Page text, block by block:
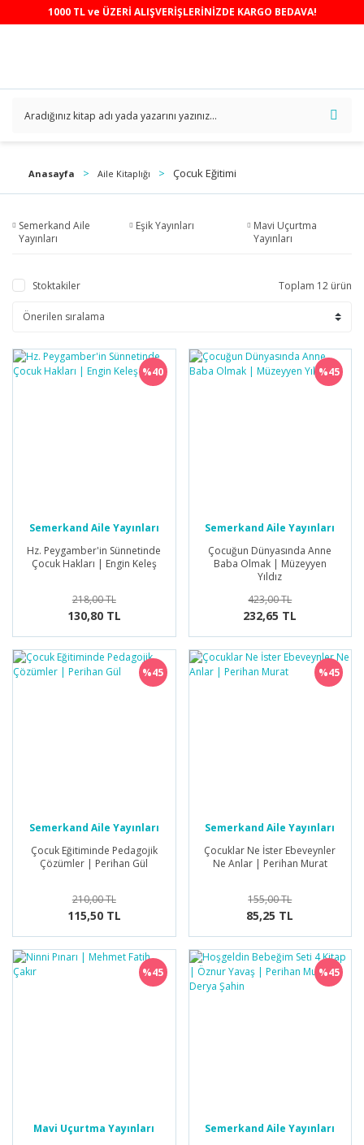
1000 TL ve ÜZERİ ALIŞVERİŞLERİNİZDE KARGO BEDAVA!
Anasayfa Aile Kitaplığı Çocuk Eğitimi
Semerkand Aile
Yayınları
Eşik Yayınları
Mavi Uçurtma
Yayınları
Stoktakiler Toplam 12 ürün
%40
Semerkand Aile Yayınları
Hz. Peygamber'in Sünnetinde
Çocuk Hakları | Engin Keleş
218,00 TL
130,80 TL
%45
Semerkand Aile Yayınları
Çocuğun Dünyasında Anne
Baba Olmak | Müzeyyen
Yıldız
423,00 TL
232,65 TL
%45
Semerkand Aile Yayınları
Çocuk Eğitiminde Pedagojik
Çözümler | Perihan Gül
210,00 TL
115,50 TL
%45
Semerkand Aile Yayınları
Çocuklar Ne İster Ebeveynler
Ne Anlar | Perihan Murat
155,00 TL
85,25 TL
%45
Mavi Uçurtma Yayınları
%45
Semerkand Aile Yayınları